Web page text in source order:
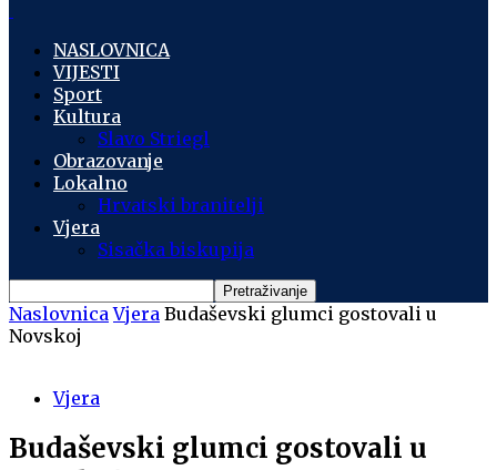
NASLOVNICA
VIJESTI
Sport
Kultura
Slavo Striegl
Obrazovanje
Lokalno
Hrvatski branitelji
Vjera
Sisačka biskupija
Naslovnica Vjera Budaševski glumci gostovali u
Novskoj
Vjera
Budaševski glumci gostovali u